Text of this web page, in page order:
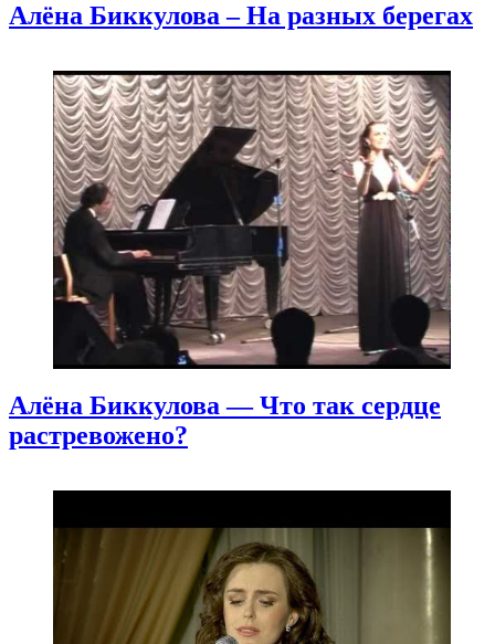
Алёна Биккулова – На разных берегах
Алёна Биккулова — Что так сердце
растревожено?